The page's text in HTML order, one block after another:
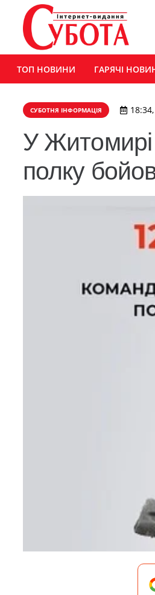
ТОП НОВИНИ ГАРЯЧІ
СУБОТНЯ ІНФОРМАЦІЯ
У Житомирі
полку